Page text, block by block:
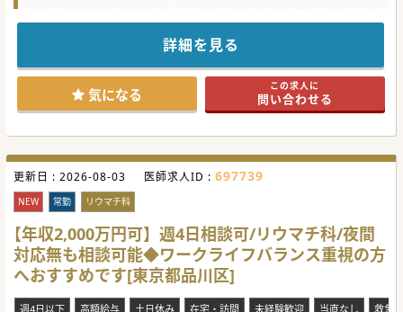
■グループ内病院でのリウマチ診療の需要が増加しており、
対応強化のための増員を目指し地域医療拡大中の医療機関で
■地域包括ケアシステムの実現に向け、幅広い診療科の医師
を抱えており更なる発展の為募集しております。
■数年後に新病院移転に伴い、さらなる医療提供体制の充実
を地域貢献を目指している医療機関となります。
■地域に密着した医療を提供するため、スタッフ間の協力体
制が整っておりそれじれの科にスペシャリストがおります。
■先進的な医療機器と充実した設備が整備され、学べる環境
がありスキルアップできる病院です。
■多様な診療科が揃い、幅広い専門知識と経験を積むことが
できる為一度お問い合わせくださいませ。
【医療機関情報】
■年間10,000台を超える救急車受入実績があり、地域医療の
要として機能しています。
■急性期医療の最前線で働きながら、自身の専門知識と技術
を高めることができサポート体制も充実しております。
■自己資本比率72.6％の安定した経営基盤を持つ、信頼の厚
い医療機関となり地域と共に医療を通じて発展を目指してお
詳細を見る
気になる この求人に
問い合わせる
更新日 : 2026-08-03 医師求人ID : 697739
NEW 常勤 リウマチ科
【年収2,000万円可】週4日相談可/リウマチ科/夜間
対応無も相談可能◆ワークライフバランス重視の方
へおすすめです[東京都品川区]
週4日以下 高額給与 土日休み 在宅・訪問 未経験歓迎 当直なし 救急